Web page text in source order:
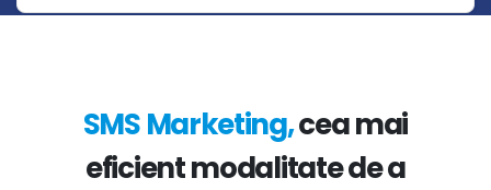
SMS Marketing,cea mai
eficient modalitate de a